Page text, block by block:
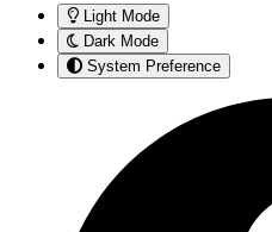
Light Mode
Dark Mode
System Preference